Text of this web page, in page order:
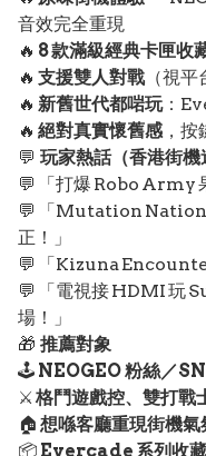
音效完全重現
🔥 8 款滿級經典卡匣收
🔥 支援雙人對戰 （視
🔥 新舊世代都啱玩：
🔥 絕對真實懷舊感，按
💬 玩家熱話（香港街機
💬 「打爆 Robo Army
💬 「Mutation Nation
正！」
💬 「Kizuna
💬 「電視接 HDMI 玩
場！」
🎁 推薦對象
🕹️ NEOGEO 粉絲／
⚔️格鬥遊戲控、雙打戰
🏠 想喺客廳重現街機氣
📦 Evercade 系列收